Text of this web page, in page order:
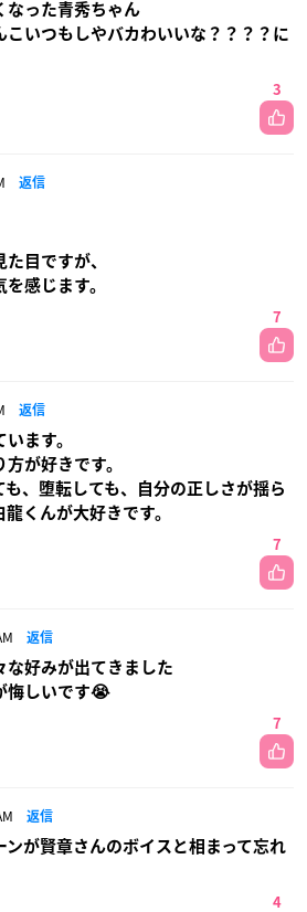
なった青秀ちゃん
こいつもしやバカわいいな？？？？に
3
返信
目ですが、
感じます。
7
返信
ます。
が好きです。
、堕転しても、自分の正しさが揺ら
くんが大好きです。
7
返信
な好みが出てきました
悔しいです😭
7
返信
ンが賢章さんのボイスと相まって忘れ
4